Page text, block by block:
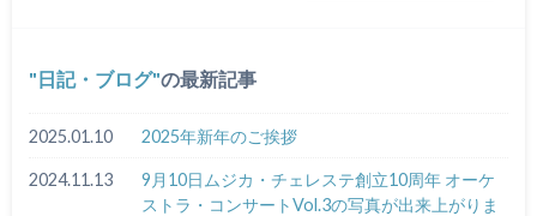
日記・ブログ の最新記事
2025.01.10 2025年新年のご挨拶
2024.11.13
9月10日ムジカ・チェレステ創立10周年 オーケ
ストラ・コンサートVol.3の写真が出来上がりま